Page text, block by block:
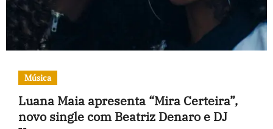
Música
Luana Maia apresenta “Mira Certeira”,
novo single com Beatriz Denaro e DJ